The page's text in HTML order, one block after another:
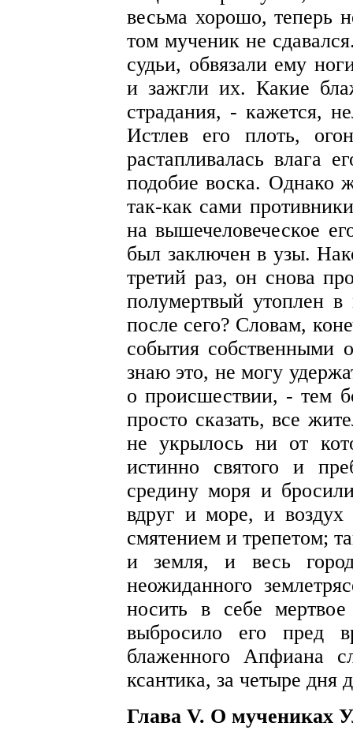
весьма хорошо, теперь
том мученик не
судьи, обвязали ему
и зажгли их. Какие
страдания, - кажется,
Истлев его плоть,
растапливалась влага
подобие воска. Однако
так-как сами
на вышечеловеческое
был заключен в узы.
третий раз, он снова
полумертвый утоплен
после сего? Словам,
события собственными
знаю это, не могу
о происшествии, - тем
просто сказать, все
не укрылось ни от
истинно святого и
средину моря и
вдруг и море, и воздух
смятением и трепетом;
и земля, и весь
неожиданного
носить в себе
выбросило его пред
блаженного Апфиана
ксантика, за четыре дня
Глава V. О мучениках